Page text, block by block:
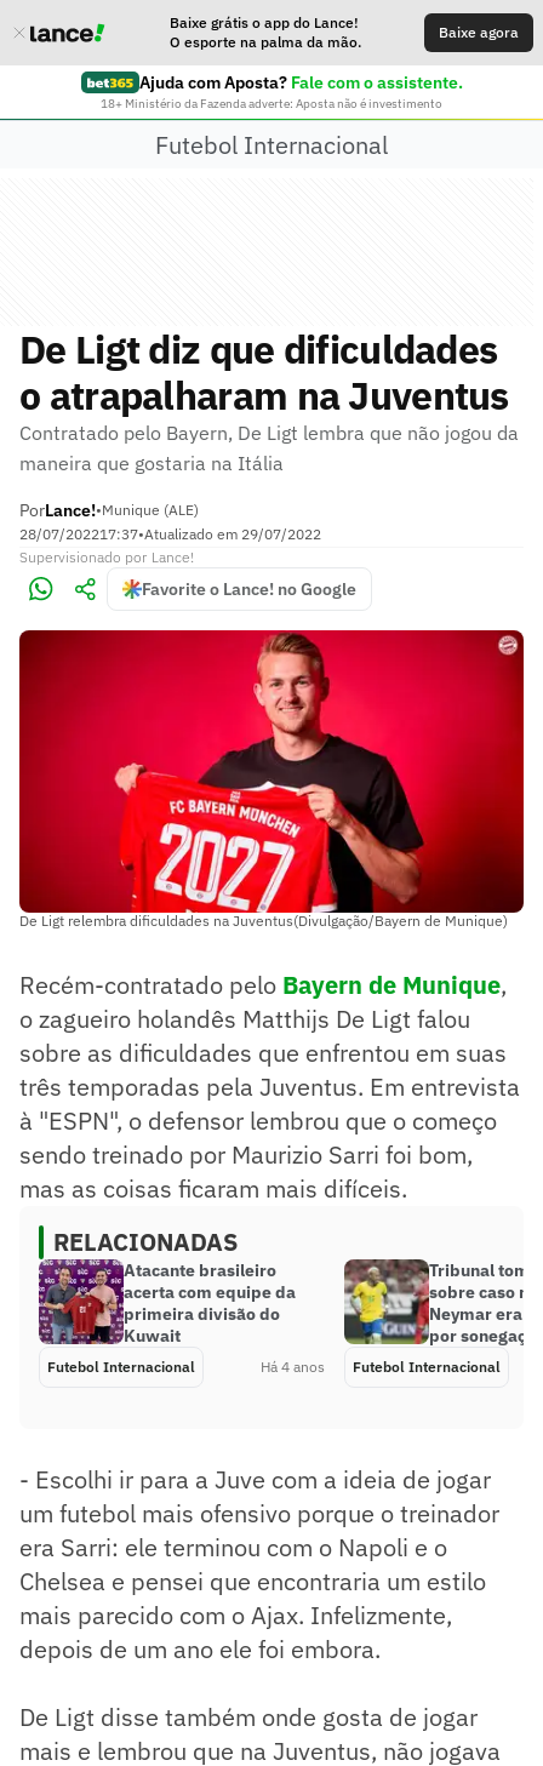
Baixe grátis o app do Lance!
O esporte na palma da mão.
Baixe agora
Ajuda com Aposta? Fale com o assistente.
18+ Ministério da Fazenda adverte: Aposta não é investimento
Futebol Internacional
De Ligt diz que dificuldades
o atrapalharam na Juventus
Contratado pelo Bayern, De Ligt lembra que não jogou da
maneira que gostaria na Itália
PorLance!•Munique (ALE)
28/07/202217:37•Atualizado em 29/07/2022
Supervisionado por Lance!
Favorite o Lance! no Google
De Ligt relembra dificuldades na Juventus(Divulgação/Bayern de Munique)
Recém-contratado pelo Bayern de Munique,
o zagueiro holandês Matthijs De Ligt falou
sobre as dificuldades que enfrentou em suas
três temporadas pela Juventus. Em entrevista
à "ESPN", o defensor lembrou que o começo
sendo treinado por Maurizio Sarri foi bom,
mas as coisas ficaram mais difíceis.
RELACIONADAS
Atacante brasileiro
acerta com equipe da
primeira divisão do
Kuwait
Futebol Internacional Há 4 anos
Tribunal
sobre caso
Neymar era
por
Futebol Internacional
- Escolhi ir para a Juve com a ideia de jogar
um futebol mais ofensivo porque o treinador
era Sarri: ele terminou com o Napoli e o
Chelsea e pensei que encontraria um estilo
mais parecido com o Ajax. Infelizmente,
depois de um ano ele foi embora.
De Ligt disse também onde gosta de jogar
mais e lembrou que na Juventus, não jogava